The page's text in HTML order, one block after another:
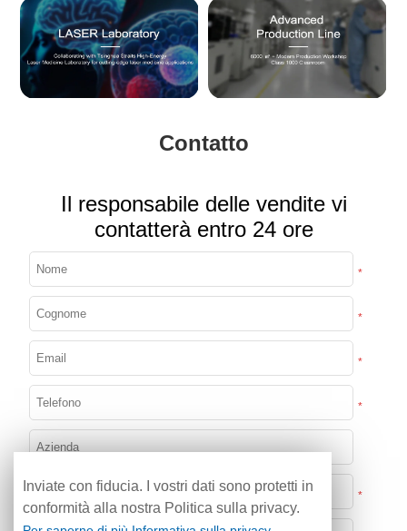
Contatto
Il responsabile delle vendite vi
contatterà entro 24 ore
*
*
*
*
*
Inviate con fiducia. I vostri dati sono protetti in
conformità alla nostra Politica sulla privacy.